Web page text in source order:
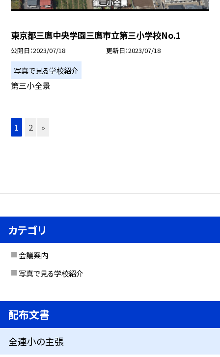
東京都三鷹中央学園三鷹市立第三小学校No.1
公開日 2023/07/18 更新日 2023/07/18
写真で見る学校紹介
第三小全景
1 2 »
カテゴリ
会議案内
写真で見る学校紹介
配布文書
全連小の主張